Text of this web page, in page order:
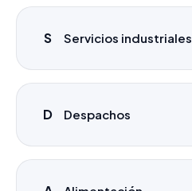
S Servicios industriales
D Despachos